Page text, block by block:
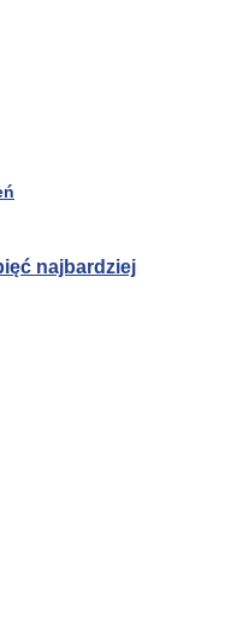
najbardziej